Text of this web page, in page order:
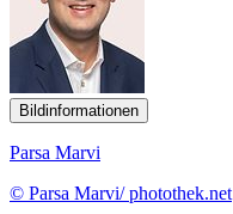
Bildinformationen
Parsa Marvi
© Parsa Marvi/ photothek.net